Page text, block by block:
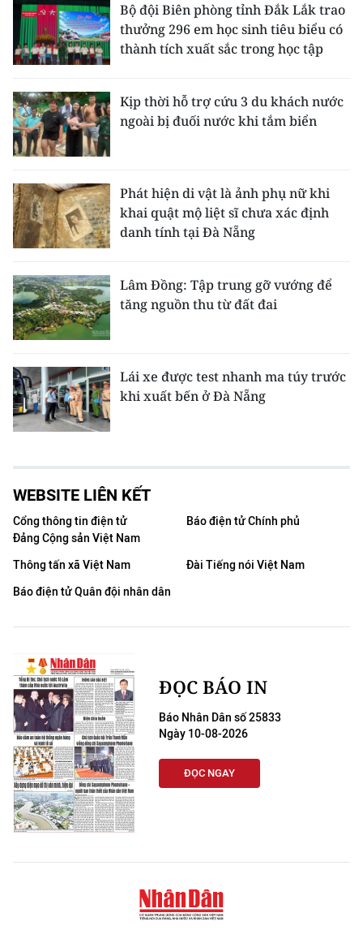
Bộ đội Biên phòng tỉnh Đắk Lắk trao
thưởng 296 em học sinh tiêu biểu có
thành tích xuất sắc trong học tập
Kịp thời hỗ trợ cứu 3 du khách nước
ngoài bị đuối nước khi tắm biển
Phát hiện di vật là ảnh phụ nữ khi
khai quật mộ liệt sĩ chưa xác định
danh tính tại Đà Nẵng
Lâm Đồng: Tập trung gỡ vướng để
tăng nguồn thu từ đất đai
Lái xe được test nhanh ma túy trước
khi xuất bến ở Đà Nẵng
WEBSITE LIÊN KẾT
Cổng thông tin điện tử
Đảng Cộng sản Việt Nam
Báo điện tử Chính phủ
Thông tấn xã Việt Nam
Đài Tiếng nói Việt Nam
Báo điện tử Quân đội nhân dân
ĐỌC BÁO IN
Báo Nhân Dân số 25833
Ngày 10-08-2026
ĐỌC NGAY